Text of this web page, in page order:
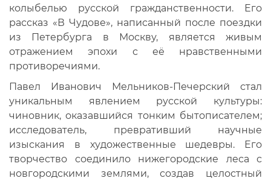
колыбелью русской гражданственности. Его
рассказ «В Чудове», написанный после поездки
из Петербурга в Москву, является живым
отражением эпохи с её нравственными
противоречиями.
Павел Иванович Мельников-Печерский стал
уникальным явлением русской культуры:
чиновник, оказавшийся тонким бытописателем;
исследователь, превративший научные
изыскания в художественные шедевры. Его
творчество соединило нижегородские леса с
новгородскими землями, создав целостный